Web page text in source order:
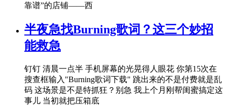
靠谱”的店铺——西
半夜急找Burning歌词？这三个妙招
能救急
钉钉 清晨一点半 手机屏幕的光晃得人眼花 你第15次在
搜查框输入"Burning歌词下载" 跳出来的不是付费就是乱
码 这场景是不是特抓狂？别急 我上个月刚帮闺蜜搞定这
事儿 当初就把压箱底